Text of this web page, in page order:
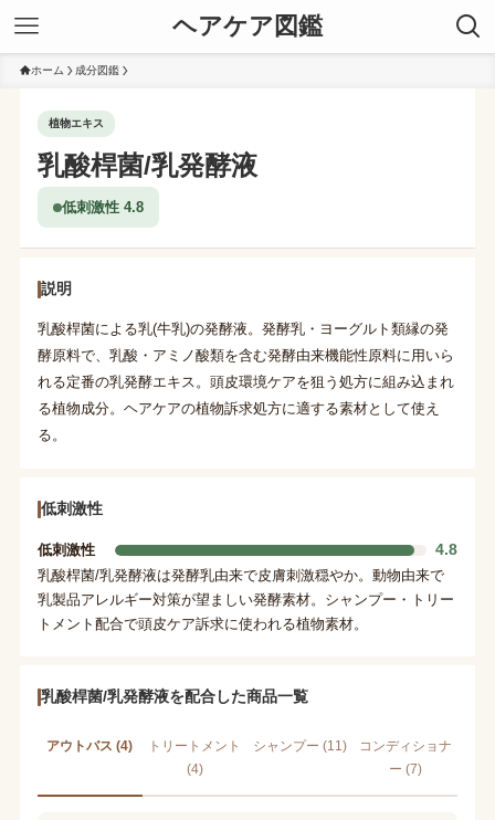
ヘアケア図鑑
ホーム 成分図鑑
植物エキス
乳酸桿菌/乳発酵液
低刺激性 4.8
説明
乳酸桿菌による乳(牛乳)の発酵液。発酵乳・ヨーグルト類縁の発
酵原料で、乳酸・アミノ酸類を含む発酵由来機能性原料に用いら
れる定番の乳発酵エキス。頭皮環境ケアを狙う処方に組み込まれ
る植物成分。ヘアケアの植物訴求処方に適する素材として使え
る。
低刺激性
低刺激性 4.8
乳酸桿菌/乳発酵液は発酵乳由来で皮膚刺激穏やか。動物由来で
乳製品アレルギー対策が望ましい発酵素材。シャンプー・トリー
トメント配合で頭皮ケア訴求に使われる植物素材。
乳酸桿菌/乳発酵液を配合した商品一覧
アウトバス (4)
トリートメント
(4)
シャンプー (11)
コンディショナ
ー (7)